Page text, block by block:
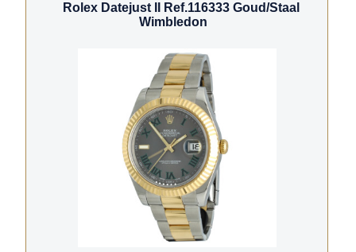
Rolex Datejust II Ref.116333 Goud/Staal
Wimbledon